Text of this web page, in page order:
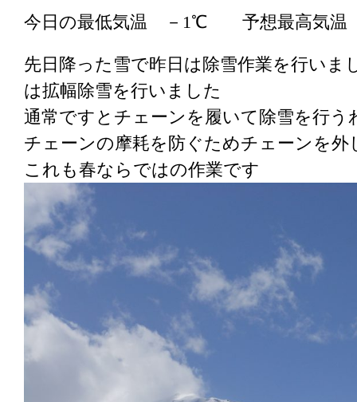
今日の最低気温 －1℃ 予想最高
先日降った雪で昨日は除雪作業を行いま
は拡幅除雪を行いました
通常ですとチェーンを履いて除雪を行
チェーンの摩耗を防ぐためチェーンを外
これも春ならではの作業です